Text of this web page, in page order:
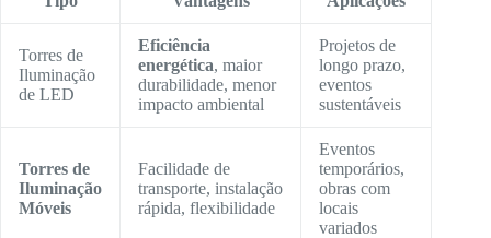
Torres de
Iluminação
de LED
Eficiência
energética, maior
durabilidade, menor
impacto ambiental
Projetos de
longo prazo,
eventos
sustentáveis
Torres de
Iluminação
Móveis
Facilidade de
transporte, instalação
rápida, flexibilidade
Eventos
temporários,
obras com
locais
variados